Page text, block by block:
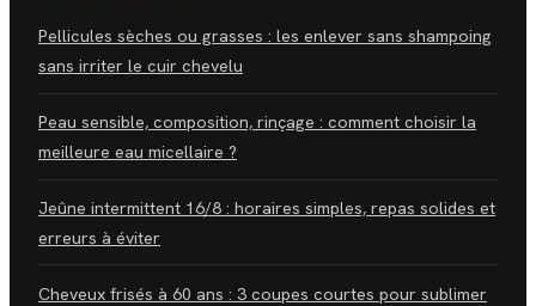
Pellicules sèches ou grasses : les enlever sans shampoing
sans irriter le cuir chevelu
Peau sensible, composition, rinçage : comment choisir la
meilleure eau micellaire ?
Jeûne intermittent 16/8 : horaires simples, repas solides et
erreurs à éviter
Cheveux frisés à 60 ans : 3 coupes courtes pour sublimer